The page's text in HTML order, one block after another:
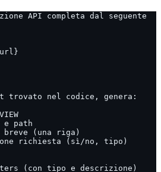
API completa dal seguente
trovato nel codice, genera:
e path
breve (una riga)
richiesta (sì/no, tipo)
(con tipo e descrizione)